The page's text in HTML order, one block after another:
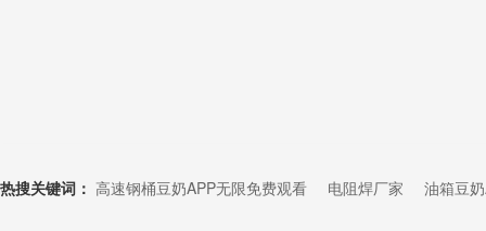
热搜关键词： 高速钢桶豆奶APP无限免费观看 电阻焊厂家 油箱豆